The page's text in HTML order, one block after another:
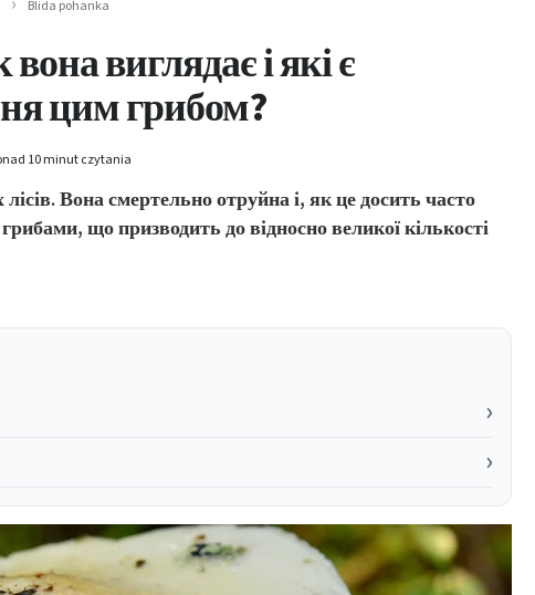
Blida pohanka
виглядає і які є
цим грибом?
10 minut czytania
Вона смертельно отруйна і, як це досить часто
що призводить до відносно великої кількості